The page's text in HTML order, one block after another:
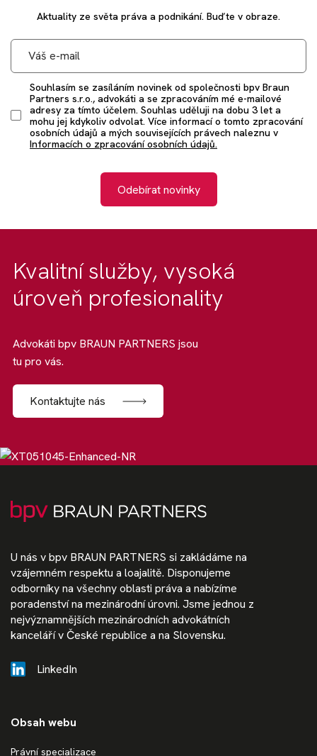
Aktuality ze světa práva a podnikání. Buďte v obraze.
Souhlasím se zasíláním novinek od společnosti bpv Braun
Partners s.r.o., advokáti a se zpracováním mé e-mailové
adresy za tímto účelem. Souhlas uděluji na dobu 3 let a
mohu jej kdykoliv odvolat. Více informací o tomto zpracování
osobních údajů a mých souvisejících právech naleznu v
Informacích o zpracování osobních údajů.
Odebírat novinky
Kvalitní služby, vysoká
úroveň profesionality
Advokáti bpv BRAUN PARTNERS jsou
tu pro vás.
Kontaktujte nás
U nás v bpv BRAUN PARTNERS si zakládáme na
vzájemném respektu a loajalitě. Disponujeme
odborníky na všechny oblasti práva a nabízíme
poradenství na mezinárodní úrovni. Jsme jednou z
nejvýznamnějších mezinárodních advokátních
kanceláří v České republice a na Slovensku.
LinkedIn
Obsah webu
Právní specializace